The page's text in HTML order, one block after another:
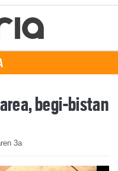
begi-bistan
3a